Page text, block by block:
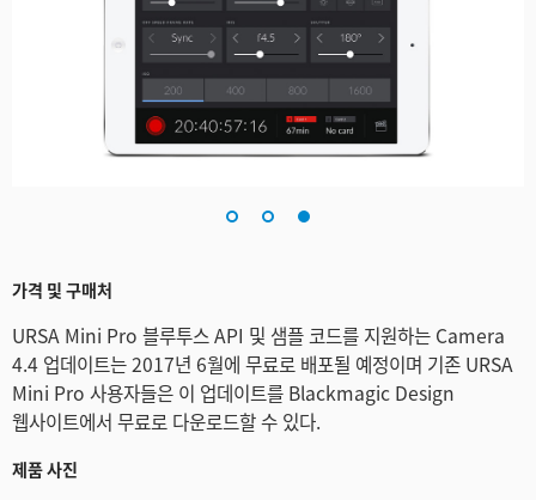
가격 및 구매처
URSA Mini Pro 블루투스 API 및 샘플 코드를 지원하는 Camera
4.4 업데이트는 2017년 6월에 무료로 배포될 예정이며 기존 URSA
Mini Pro 사용자들은 이 업데이트를 Blackmagic Design
웹사이트에서 무료로 다운로드할 수 있다.
제품 사진